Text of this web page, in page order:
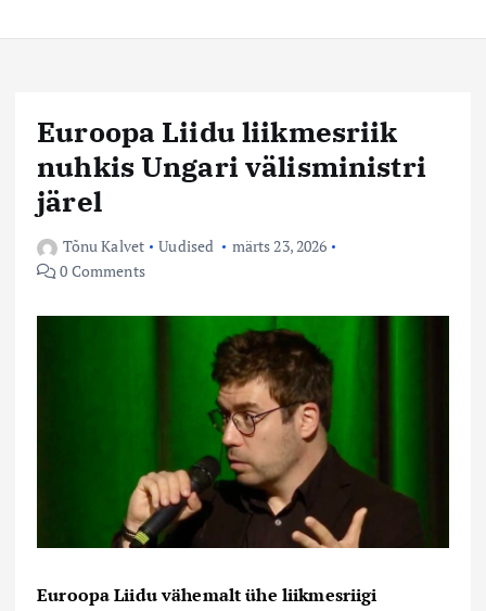
Euroopa Liidu liikmesriik
nuhkis Ungari välisministri
järel
Tõnu Kalvet Uudised
märts 23, 2026
0 Comments
Euroopa Liidu vähemalt ühe liikmesriigi